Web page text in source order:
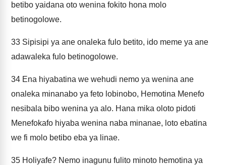
betibo yaidana oto wenina fokito hona molo
betinogolowe.
33 Sipisipi ya ane onaleka fulo betito, ido meme ya ane
adawaleka fulo betinogolowe.
34 Ena hiyabatina we wehudi nemo ya wenina ane
onaleka minanabo ya feto lobinobo, Hemotina Menefo
nesibala bibo wenina ya alo. Hana mika oloto pidoti
Menefokafo hiyaba wenina naba minanae, loto ebatina
we fi molo betibo eba ya linae.
35 Holiyafe? Nemo inagunu fulito minoto hemotina ya